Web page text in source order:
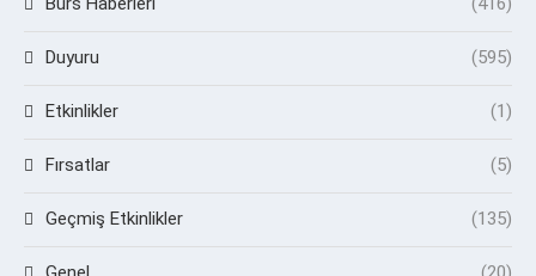
Duyuru (595)
Etkinlikler (1)
Fırsatlar (5)
Geçmiş Etkinlikler (135)